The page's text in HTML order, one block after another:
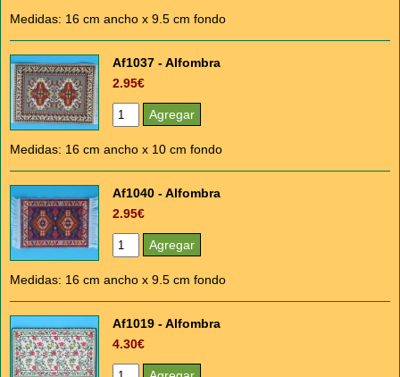
Medidas: 16 cm ancho x 9.5 cm fondo
Af1037 - Alfombra
2.95€
Medidas: 16 cm ancho x 10 cm fondo
Af1040 - Alfombra
2.95€
Medidas: 16 cm ancho x 9.5 cm fondo
Af1019 - Alfombra
4.30€